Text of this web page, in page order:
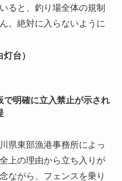
ると、釣り場全体の規制
。絶対に入らないように
台）
で明確に立入禁止が示され
県東部漁港事務所によっ
上の理由から立ち入りが
ながら、フェンスを乗り